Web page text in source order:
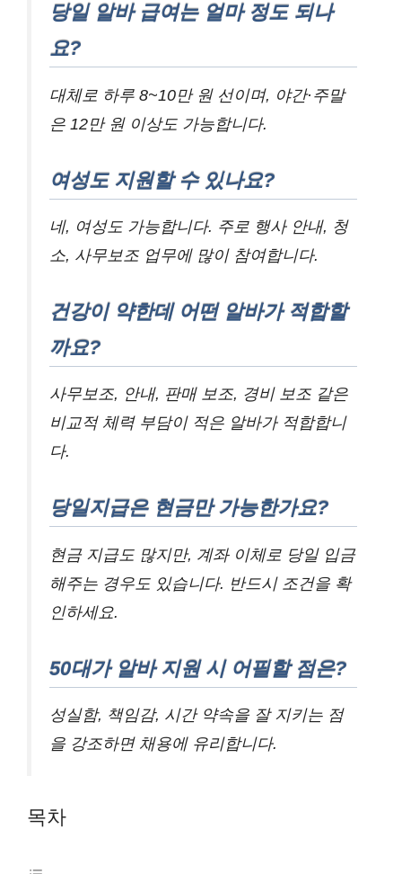
당일 알바 급여는 얼마 정도 되나
요?
대체로 하루 8~10만 원 선이며, 야간·주말
은 12만 원 이상도 가능합니다.
여성도 지원할 수 있나요?
네, 여성도 가능합니다. 주로 행사 안내, 청
소, 사무보조 업무에 많이 참여합니다.
건강이 약한데 어떤 알바가 적합할
까요?
사무보조, 안내, 판매 보조, 경비 보조 같은
비교적 체력 부담이 적은 알바가 적합합니
다.
당일지급은 현금만 가능한가요?
현금 지급도 많지만, 계좌 이체로 당일 입금
해주는 경우도 있습니다. 반드시 조건을 확
인하세요.
50대가 알바 지원 시 어필할 점은?
성실함, 책임감, 시간 약속을 잘 지키는 점
을 강조하면 채용에 유리합니다.
목차